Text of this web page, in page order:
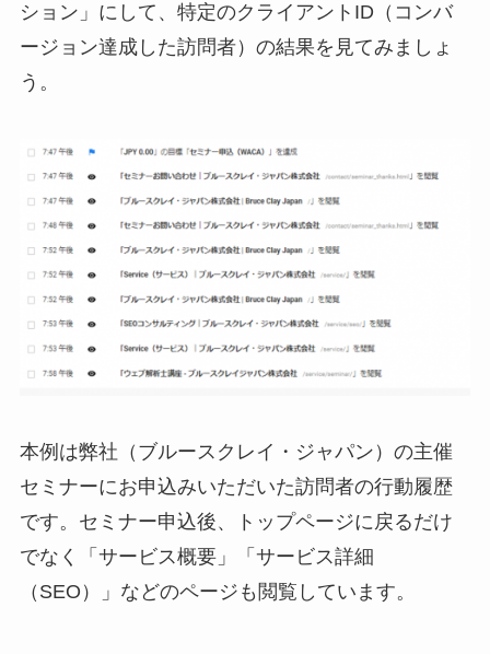
ション」にして、特定のクライアントID（コンバ
ージョン達成した訪問者）の結果を見てみましょ
う。
本例は弊社（ブルースクレイ・ジャパン）の主催
セミナーにお申込みいただいた訪問者の行動履歴
です。セミナー申込後、トップページに戻るだけ
でなく「サービス概要」「サービス詳細
（SEO）」などのページも閲覧しています。